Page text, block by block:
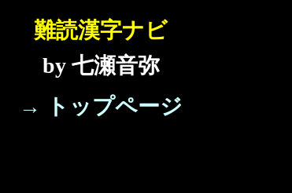
難読漢字ナビ
by 七瀬音弥
→ トップページ